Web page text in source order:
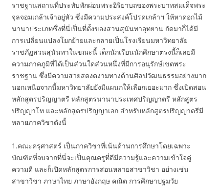
ราชฐานสถานที่ประทับพักผ่อนพระอิริยาบถของพระบาทสมเด็จพระ
จุลจอมเกล้าเจ้าอยู่หัว ซึ่งมีความประสงค์โปรดเกล้าฯ ให้หาดอกไม้
นานาประเภทซึ่งที่นี่เป็นที่ตั้งของสวนสุนันทาอุทยาน ถัดมาก็ได้มี
การเปลี่ยนแปลงโยกย้ายและกลายเป็นโรงเรียนมหาวิทยาลัย
ราชภัฏสวนสุนันทาในขณะนี้ เด็กนักเรียนนักศึกษาตรงนี้ก็เลยมี
ความภาคภูมิที่ได้เป็นส่วนใดส่วนหนึ่งที่มีการอนุรักษ์เขตพระ
ราชฐาน ซึ่งมีความสวยสดงดงามทางด้านศิลปวัฒนธรรมอย่างมาก
นอกเหนือจากนี้มหาวิทยาลัยยังมีแผนกให้เลือกเยอะมาก ซึ่งเปิดสอน
หลักสูตรปริญญาตรี หลักสูตรนานาประเทศปริญญาตรี หลักสูตร
ปริญญาโท และหลักสูตรปริญญาเอก สำหรับหลักสูตรปริญญาตรีมี
หลายภาควิชาดังนี้
1.คณะครุศาสตร์ เป็นภาควิชาที่เน้นด้านการศึกษาโดยเฉพาะ
บัณฑิตที่จบจากที่นี่จะเป็นคุณครูที่ดีมีความรู้และความเข้าใจคู่
ความดี และก็เปิดหลักสูตรการสอนหลายสาขาวิชา อย่างเช่น
สาขาวิชา ภาษาไทย ภาษาอังกฤษ คณิต การศึกษาปฐมวัย